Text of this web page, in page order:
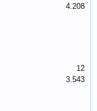
4.208
12
3.543